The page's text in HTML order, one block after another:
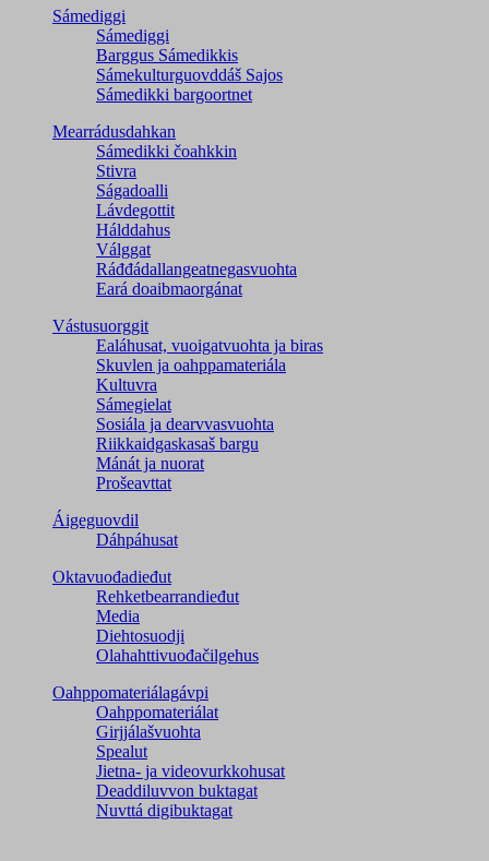
Sámediggi
Sámediggi
Barggus Sámedikkis
Sámekulturguovddáš Sajos
Sámedikki bargoortnet
Mearrádusdahkan
Sámedikki čoahkkin
Stivra
Ságadoalli
Lávdegottit
Hálddahus
Válggat
Ráđđádallangeatnegas­vuohta
Eará doaibmaorgánat
Vástusuorggit
Ealáhusat, vuoigatvuohta ja biras
Skuvlen ja oahppamateriála
Kultuvra
Sámegielat
Sosiála ja dearvvasvuohta
Riikkaidgaskasaš bargu
Mánát ja nuorat
Prošeavttat
Áigeguovdil
Dáhpáhusat
Oktavuođadieđut
Rehketbearrandieđut
Media
Diehtosuodji
Olahahttivuođačilgehus
Oahppomateriálagávpi
Oahppomateriálat
Girjjálašvuohta
Spealut
Jietna- ja videovurkkohusat
Deaddiluvvon buktagat
Nuvttá digibuktagat